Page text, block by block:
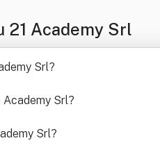
21 Academy Srl
Srl?
Academy Srl?
Srl?